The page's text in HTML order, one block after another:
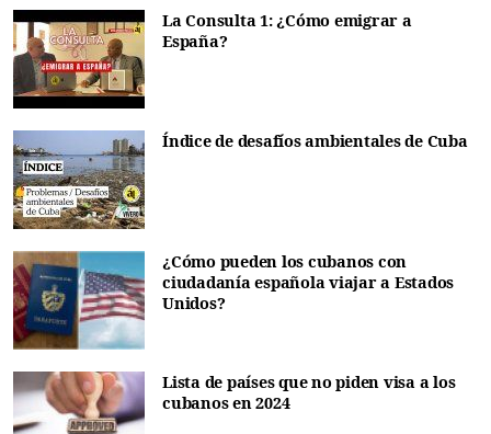
La Consulta 1: ¿Cómo emigrar a
España?
Índice de desafíos ambientales de Cuba
¿Cómo pueden los cubanos con
ciudadanía española viajar a Estados
Unidos?
Lista de países que no piden visa a los
cubanos en 2024